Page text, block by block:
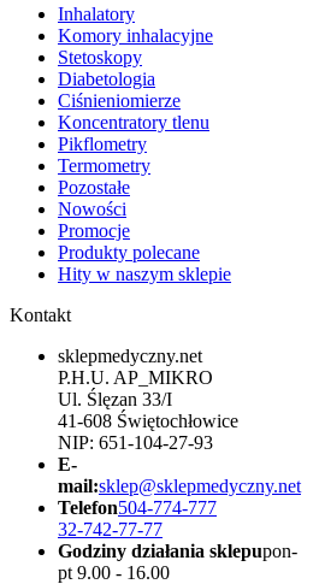
Inhalatory
Komory inhalacyjne
Stetoskopy
Diabetologia
Ciśnieniomierze
Koncentratory tlenu
Pikflometry
Termometry
Pozostałe
Nowości
Promocje
Produkty polecane
Hity w naszym sklepie
Kontakt
sklepmedyczny.net
P.H.U. AP_MIKRO
Ul. Ślęzan 33/I
41-608 Świętochłowice
NIP: 651-104-27-93
E-
mail:sklep@sklepmedyczny.net
Telefon504-774-777
32-742-77-77
Godziny działania sklepupon-
pt 9.00 - 16.00